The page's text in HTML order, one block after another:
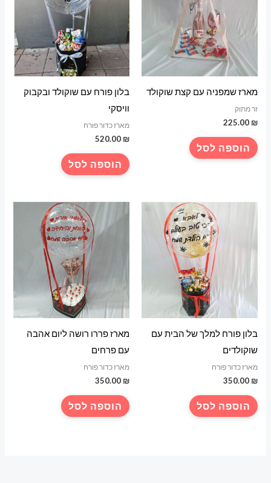
מארז שמפניה עם קצת שוקולד
זר מתוק
225.00 ₪
הוספה לסל
בלון פורח עם שוקולד ובקבוק
וויסקי
מארז כדור פורח
520.00 ₪
הוספה לסל
בלון פורח למלך של הבית עם
שוקולדים
מארז כדור פורח
350.00 ₪
הוספה לסל
מארז פררו רושה ליום אהבה
עם פרחים
מארז כדור פורח
350.00 ₪
הוספה לסל